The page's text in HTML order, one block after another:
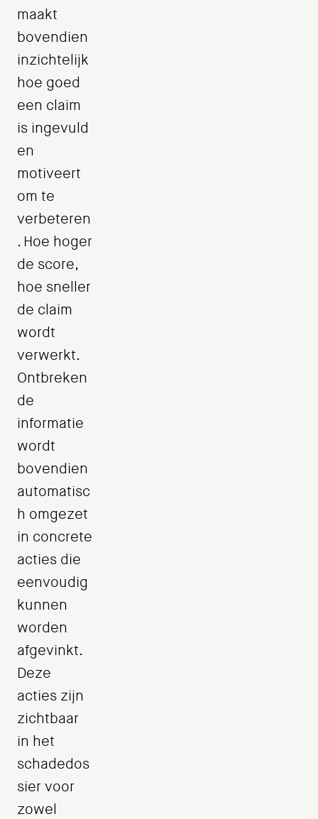
maakt
bovendien
inzichtelijk
hoe goed
een claim
is ingevuld
en
motiveert
om te
verbeteren
. Hoe hoger
de score,
hoe sneller
de claim
wordt
verwerkt.
Ontbreken
de
informatie
wordt
bovendien
automatisc
h omgezet
in concrete
acties die
eenvoudig
kunnen
worden
afgevinkt.
Deze
acties zijn
zichtbaar
in het
schadedos
sier voor
zowel